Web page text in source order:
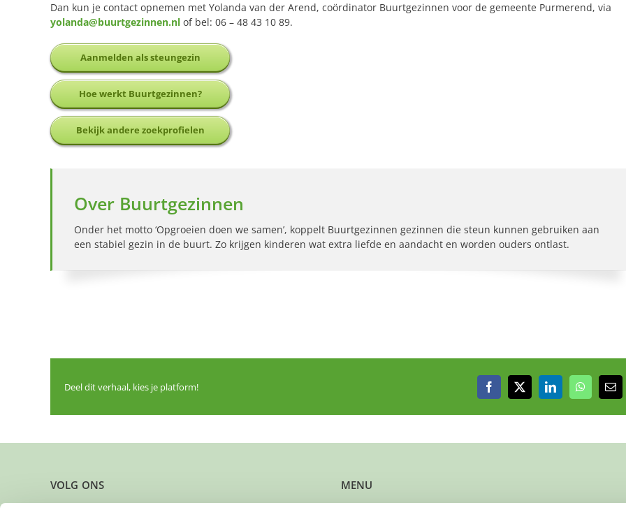
Dan kun je contact opnemen met Yolanda van der Arend, coördinator Buurtgezinnen voor de gemeente Purmerend, via
yolanda@buurtgezinnen.nl of bel: 06 – 48 43 10 89.
Aanmelden als steungezin
Hoe werkt Buurtgezinnen?
Bekijk andere zoekprofielen
Over Buurtgezinnen
Onder het motto ‘Opgroeien doen we samen’, koppelt Buurtgezinnen gezinnen die steun kunnen gebruiken aan
een stabiel gezin in de buurt. Zo krijgen kinderen wat extra liefde en aandacht en worden ouders ontlast.
Deel dit verhaal, kies je platform! Facebook
X LinkedInWhatsApp
E-
mail
VOLG ONS MENU
Kun je steun gebruiken?